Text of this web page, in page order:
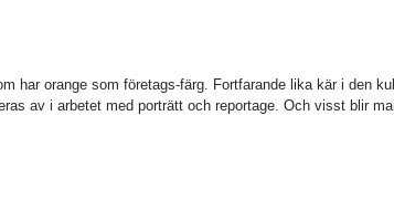
har orange som företags-färg. Fortfarande lika kär i den
av i arbetet med porträtt och reportage. Och visst blir